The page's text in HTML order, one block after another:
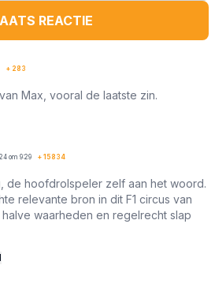
REACTIE
+ 283
Max, vooral de laatste zin.
om 9:29 + 15834
de hoofdrolspeler zelf aan het woord.
relevante bron in dit F1 circus van
waarheden en regelrecht slap